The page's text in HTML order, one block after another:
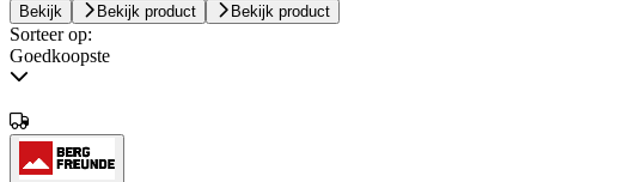
Bekijk Bekijk product Bekijk product
Sorteer op:
Goedkoopste